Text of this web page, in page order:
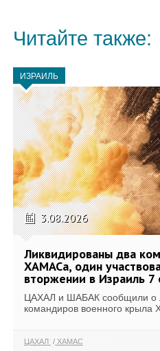
Читайте также:
ИЗРАИЛЬ
3.08.2026
Ликвидированы два
ХАМАСа, один
вторжении в Израиль 7
ЦАХАЛ и ШАБАК сообщили о
командиров военного крыла
ЦАХАЛ ХАМАС